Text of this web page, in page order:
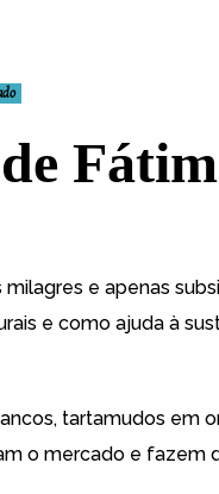
e apenas
e como ajuda à
tartamudos em
o mercado e fazem